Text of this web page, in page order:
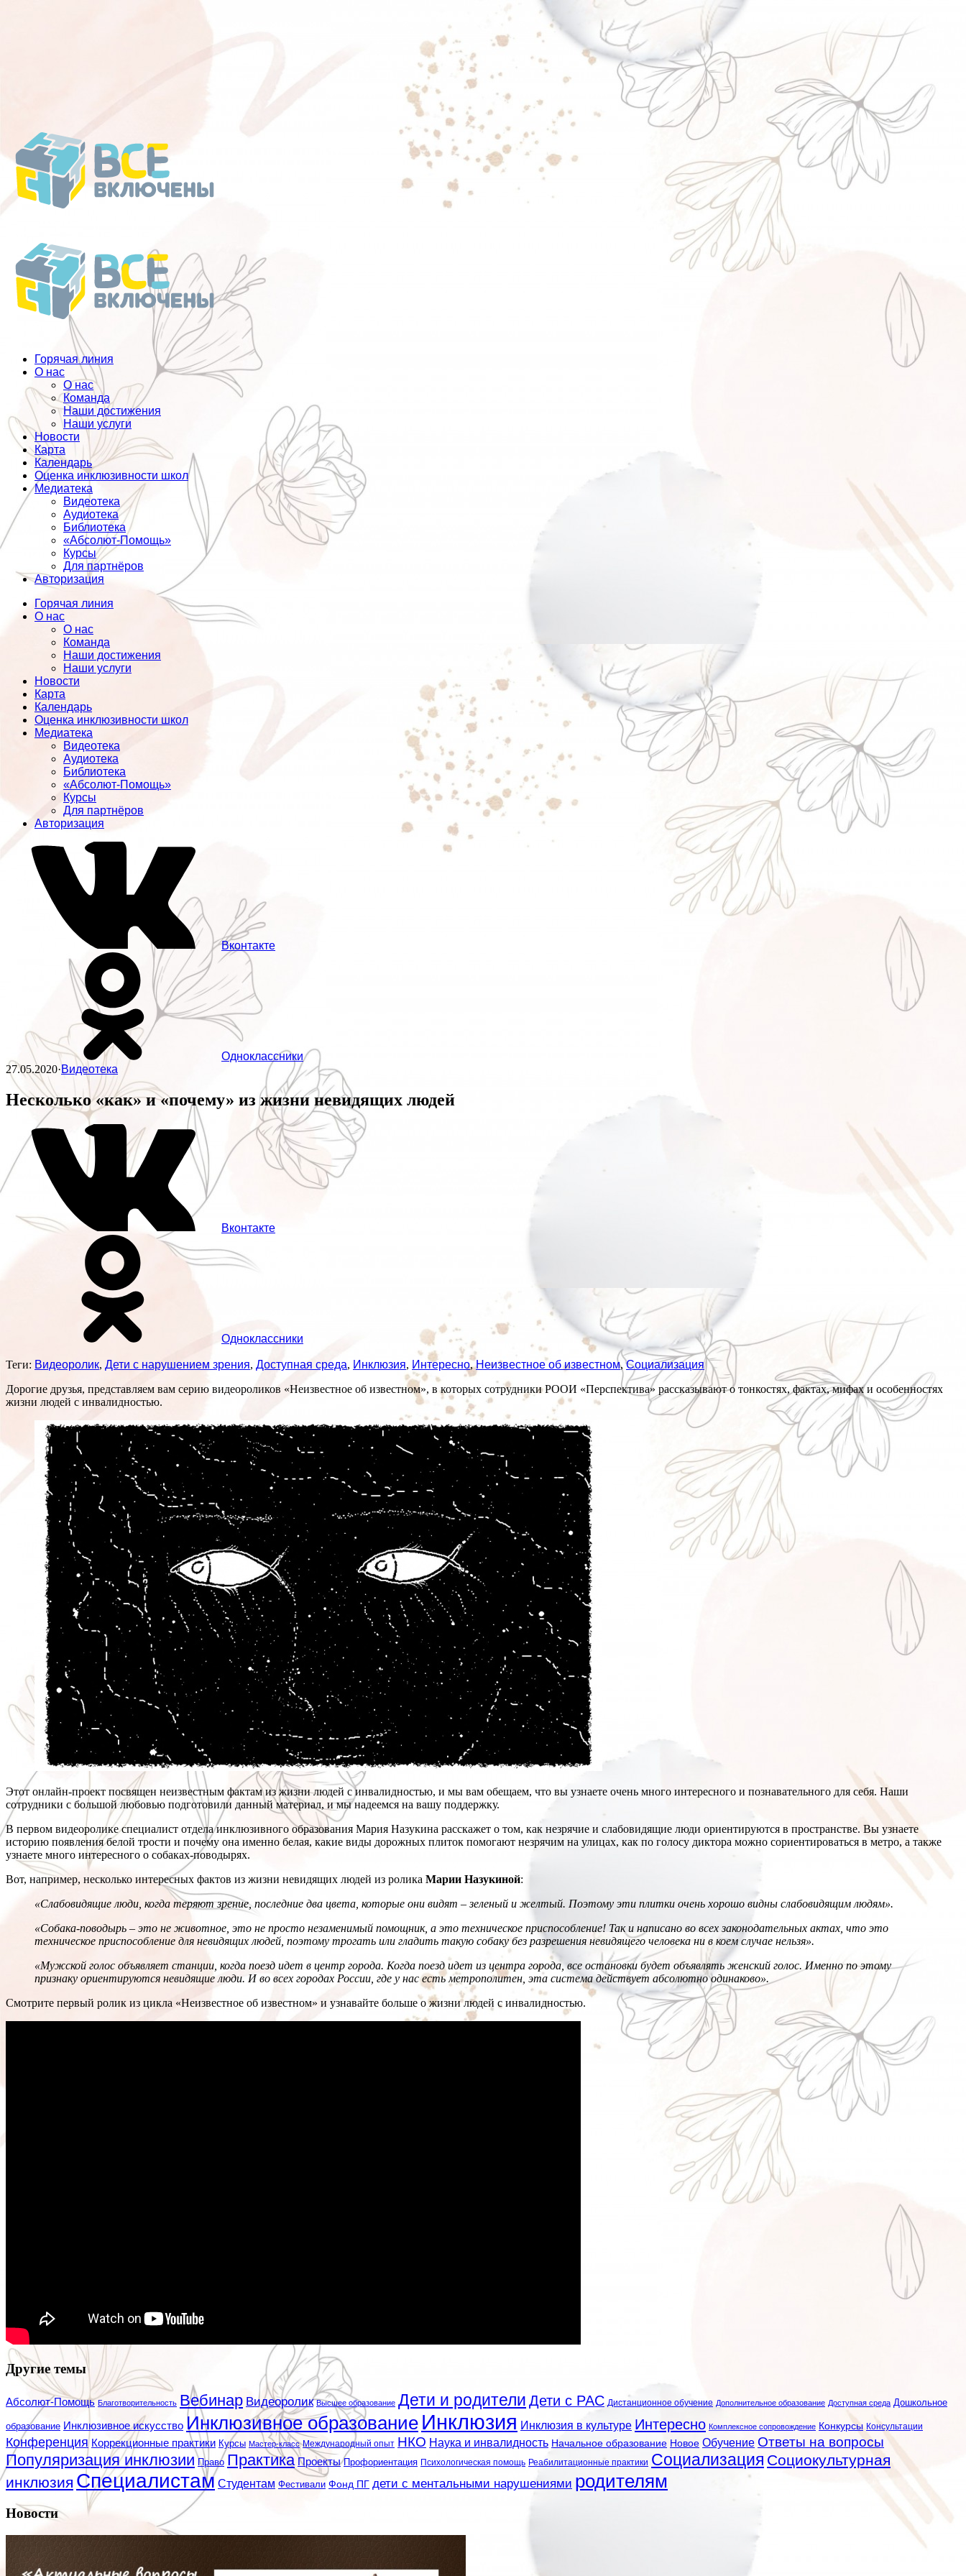
Горячая линия
О нас
О нас
Команда
Наши достижения
Наши услуги
Новости
Карта
Календарь
Оценка инклюзивности школ
Медиатека
Видеотека
Аудиотека
Библиотека
«Абсолют-Помощь»
Курсы
Для партнёров
Авторизация
Горячая линия
О нас
О нас
Команда
Наши достижения
Наши услуги
Новости
Карта
Календарь
Оценка инклюзивности школ
Медиатека
Видеотека
Аудиотека
Библиотека
«Абсолют-Помощь»
Курсы
Для партнёров
Авторизация
Вконтакте
Одноклассники
27.05.2020·Видеотека
Несколько «как» и «почему» из жизни невидящих людей
Вконтакте
Одноклассники
Теги: Видеоролик, Дети с нарушением зрения, Доступная среда, Инклюзия, Интересно,Неизвестное об известном,Социализация
Дорогие друзья, представляем вам серию видеороликов «Неизвестное об известном», в которых сотрудники РООИ «Перспектива» рассказывают о тонкостях, фактах, мифах и особенностях
жизни людей с инвалидностью.
Этот онлайн-проект посвящен неизвестным фактам из жизни людей с инвалидностью, и мы вам обещаем, что вы узнаете очень много интересного и познавательного для себя. Наши
сотрудники с большой любовью подготовили данный материал, и мы надеемся на вашу поддержку.
В первом видеоролике специалист отдела инклюзивного образования Мария Назукина расскажет о том, как незрячие и слабовидящие люди ориентируются в пространстве. Вы узнаете
историю появления белой трости и почему она именно белая, какие виды дорожных плиток помогают незрячим на улицах, как по голосу диктора можно сориентироваться в метро, а также
узнаете много интересного о собаках-поводырях.
Вот, например, несколько интересных фактов из жизни невидящих людей из ролика Марии Назукиной:
«Слабовидящие люди, когда теряют зрение, последние два цвета, которые они видят – зеленый и желтый. Поэтому эти плитки очень хорошо видны слабовидящим людям».
«Собака-поводырь – это не животное, это не просто незаменимый помощник, а это техническое приспособление! Так и написано во всех законодательных актах, что это
техническое приспособление для невидящих людей, поэтому трогать или гладить такую собаку без разрешения невидящего человека ни в коем случае нельзя».
«Мужской голос объявляет станции, когда поезд идет в центр города. Когда поезд идет из центра города, все остановки будет объявлять женский голос. Именно по этому
признаку ориентируются невидящие люди. И во всех городах России, где у нас есть метрополитен, эта система действует абсолютно одинаково».
Смотрите первый ролик из цикла «Неизвестное об известном» и узнавайте больше о жизни людей с инвалидностью.
Другие темы
Абсолют-Помощь Благотворительность Вебинар Видеоролик Высшее образование Дети и родители Дети с РАС Дистанционное обучение Дополнительное образование Доступная среда Дошкольное
образование Инклюзивное искусство Инклюзивное образование Инклюзия Инклюзия в культуре Интересно Комплексное сопровождение Конкурсы Консультации
Конференция Коррекционные практики Курсы Мастер-класс Международный опыт НКО Наука и инвалидность Начальное образование Новое Обучение Ответы на вопросы
Популяризация инклюзии Право Практика Проекты Профориентация Психологическая помощь Реабилитационные практики Социализация Социокультурная
инклюзия Специалистам Студентам Фестивали Фонд ПГ дети с ментальными нарушениями родителям
Новости